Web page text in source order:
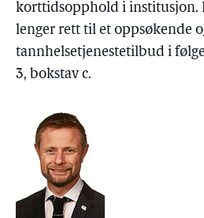
korttidsopphold i institusjon.
lenger rett til et oppsøkende
tannhelsetjenestetilbud i
3, bokstav c.